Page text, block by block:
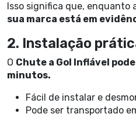
Isso significa que, enquanto
sua marca está em
2. Instalação
O Chute a Gol Inflável
minutos.
Fácil de instalar e
Pode ser transportado